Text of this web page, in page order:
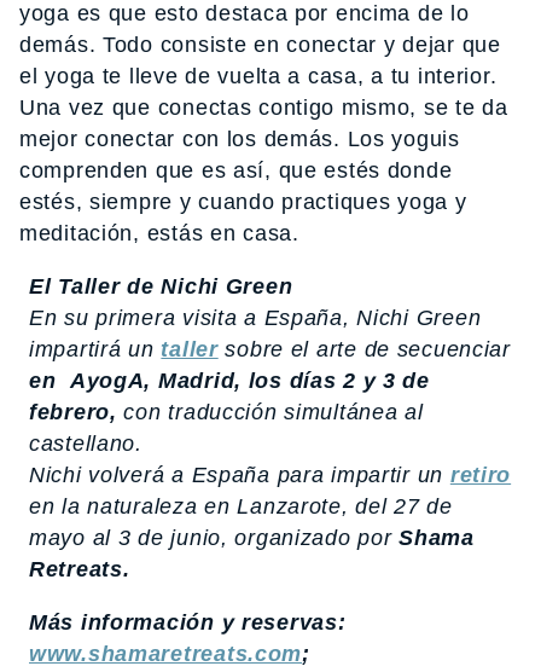
yoga es que esto destaca por encima de lo
demás. Todo consiste en conectar y dejar que
el yoga te lleve de vuelta a casa, a tu interior.
Una vez que conectas contigo mismo, se te da
mejor conectar con los demás. Los yoguis
comprenden que es así, que estés donde
estés, siempre y cuando practiques yoga y
meditación, estás en casa.
El Taller de Nichi Green
En su primera visita a España, Nichi Green
impartirá un taller sobre el arte de secuenciar
en AyogA, Madrid, los días 2 y 3 de
febrero, con traducción simultánea al
castellano.
Nichi volverá a España para impartir un retiro
en la naturaleza en Lanzarote, del 27 de
mayo al 3 de junio, organizado porShama
Retreats.
Más información y reservas:
www.shamaretreats.com;